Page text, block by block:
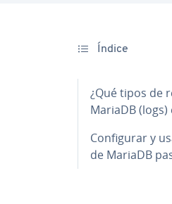
Índice
¿Qué tipos de
MariaDB (logs)
Co­n­fi­gu­rar y
de MariaDB